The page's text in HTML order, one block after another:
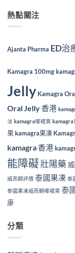
熱點關注
Ajanta Pharma ED治
Kamagra 100mg
Jelly Kamagra
Oral Jelly 香港
法 kamagra哪裡買 kamagra
果kamagra果凍
kamagra 香港
能障礙壯陽藥
威而鋼評價 泰國果凍 泰
泰國果凍威而鋼哪裡買 泰
康
分類